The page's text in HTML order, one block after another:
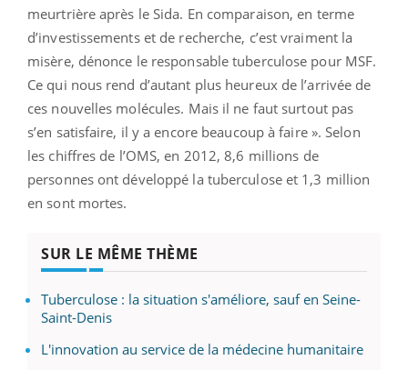
meurtrière après le Sida. En comparaison, en terme
d’investissements et de recherche, c’est vraiment la
misère, dénonce le responsable tuberculose pour MSF.
Ce qui nous rend d’autant plus heureux de l’arrivée de
ces nouvelles molécules. Mais il ne faut surtout pas
s’en satisfaire, il y a encore beaucoup à faire ». Selon
les chiffres de l’OMS, en 2012, 8,6 millions de
personnes ont développé la tuberculose et 1,3 million
en sont mortes.
SUR LE MÊME THÈME
Tuberculose : la situation s'améliore, sauf en Seine-
Saint-Denis
L'innovation au service de la médecine humanitaire